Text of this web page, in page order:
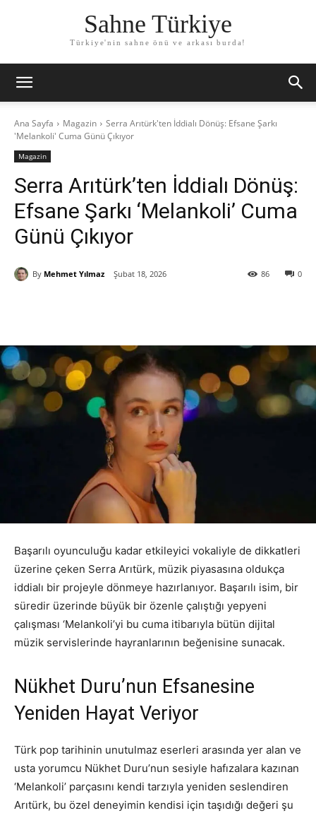
Sahne Türkiye
Türkiye'nin sahne önü ve arkası burda!
Ana Sayfa Magazin
Serra Arıtürk'ten İddialı Dönüş: Efsane Şarkı
'Melankoli' Cuma Günü Çıkıyor
Magazin
Serra Arıtürk’ten İddialı Dönüş:
Efsane Şarkı ‘Melankoli’ Cuma
Günü Çıkıyor
By Mehmet Yılmaz Şubat 18, 2026 0
86
Başarılı oyunculuğu kadar etkileyici vokaliyle de dikkatleri
üzerine çeken Serra Arıtürk, müzik piyasasına oldukça
iddialı bir projeyle dönmeye hazırlanıyor. Başarılı isim, bir
süredir üzerinde büyük bir özenle çalıştığı yepyeni
çalışması ‘Melankoli’yi bu cuma itibarıyla bütün dijital
müzik servislerinde hayranlarının beğenisine sunacak.
Nükhet Duru’nun Efsanesine
Yeniden Hayat Veriyor
Türk pop tarihinin unutulmaz eserleri arasında yer alan ve
usta yorumcu Nükhet Duru’nun sesiyle hafızalara kazınan
‘Melankoli’ parçasını kendi tarzıyla yeniden seslendiren
Arıtürk, bu özel deneyimin kendisi için taşıdığı değeri şu